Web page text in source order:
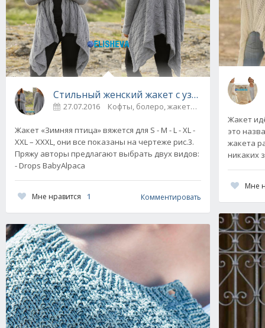
Стильный женский жакет с узорами от
27.07.2016
Жакет «Зимняя птица» вяжется для S - M - L - XL -
XXL – XXXL, они все показаны на чертеже рис.3.
Пряжу авторы предлагают выбрать двух видов:
- Drops BabyAlpaca
Мне нравится 1 Комментировать
Жакет
это
жакета
никаких
Мне